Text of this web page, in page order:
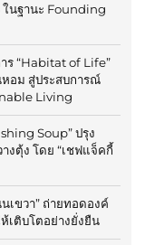
ในฐานะ Founding
ร “Habitat of Life”
อม สู่ประสบการณ์
Living
Soup” ปรุง
งตุ้ง โดย “เชฟแจ็คกี้
เขวา” ถ่ายทอดองค์
เติบโตอย่างยั่งยืน